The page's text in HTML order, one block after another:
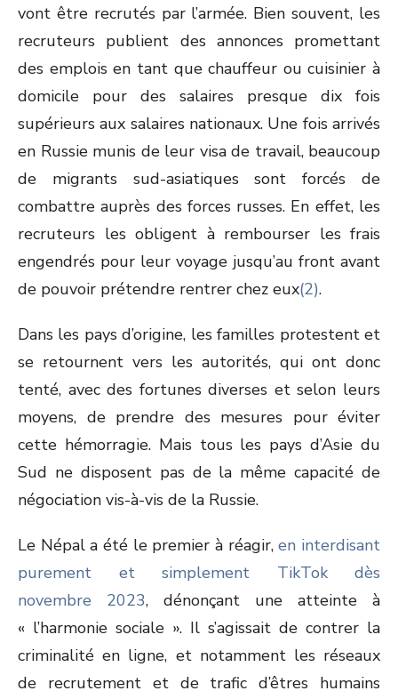
vont être recrutés par l’armée. Bien souvent, les
recruteurs publient des annonces promettant
des emplois en tant que chauffeur ou cuisinier à
domicile pour des salaires presque dix fois
supérieurs aux salaires nationaux. Une fois arrivés
en Russie munis de leur visa de travail, beaucoup
de migrants sud-asiatiques sont forcés de
combattre auprès des forces russes. En effet, les
recruteurs les obligent à rembourser les frais
engendrés pour leur voyage jusqu’au front avant
de pouvoir prétendre rentrer chez eux(2).
Dans les pays d’origine, les familles protestent et
se retournent vers les autorités, qui ont donc
tenté, avec des fortunes diverses et selon leurs
moyens, de prendre des mesures pour éviter
cette hémorragie. Mais tous les pays d’Asie du
Sud ne disposent pas de la même capacité de
négociation vis-à-vis de la Russie.
Le Népal a été le premier à réagir,en interdisant
purement et simplement TikTok dès
novembre 2023, dénonçant une atteinte à
« l’harmonie sociale ». Il s’agissait de contrer la
criminalité en ligne, et notamment les réseaux
de recrutement et de trafic d’êtres humains